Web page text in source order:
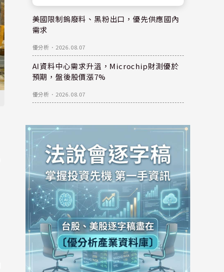
美國限制鎢廢料、黑粉出口，優先供應國內
需求
優分析 ． 2026.08.07
AI資料中心需求升溫，Microchip財測優於
預期，盤後股價漲7%
優分析 ． 2026.08.07